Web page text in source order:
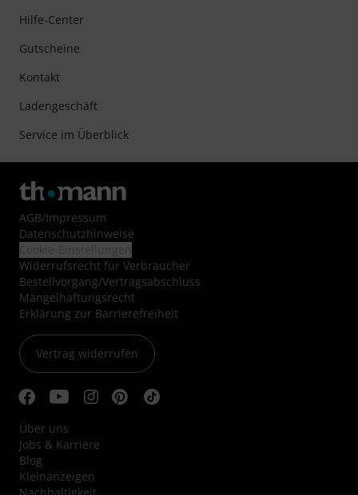
Hilfe-Center
Gutscheine
Kontakt
Ladengeschäft
Service im Überblick
AGB/Impressum
Datenschutzhinweise
Widerrufsrecht für Verbraucher
Bestellvorgang/Vertragsabschluss
Mängelhaftungsrecht
Erklärung zur Barrierefreiheit
Vertrag widerrufen
Über uns
Jobs & Karriere
Blog
Kleinanzeigen